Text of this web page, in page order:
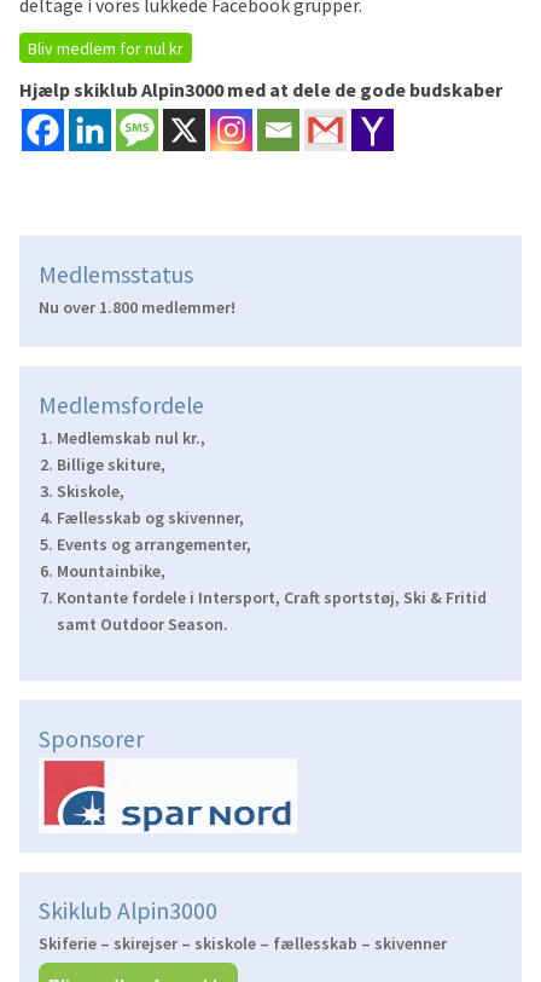
Bliv medlem for nul kr
Hjælp skiklub Alpin3000 med at dele de gode budskaber
Medlemsstatus
Nu over 1.800 medlemmer!
Medlemsfordele
Medlemskab nul kr.,
Billige skiture,
Skiskole,
Fællesskab og skivenner,
Events og arrangementer,
Mountainbike,
Kontante fordele i Intersport, Craft sportstøj, Ski & Fritid
samt Outdoor Season.
Sponsorer
Skiklub Alpin3000
Skiferie – skirejser – skiskole – fællesskab – skivenner